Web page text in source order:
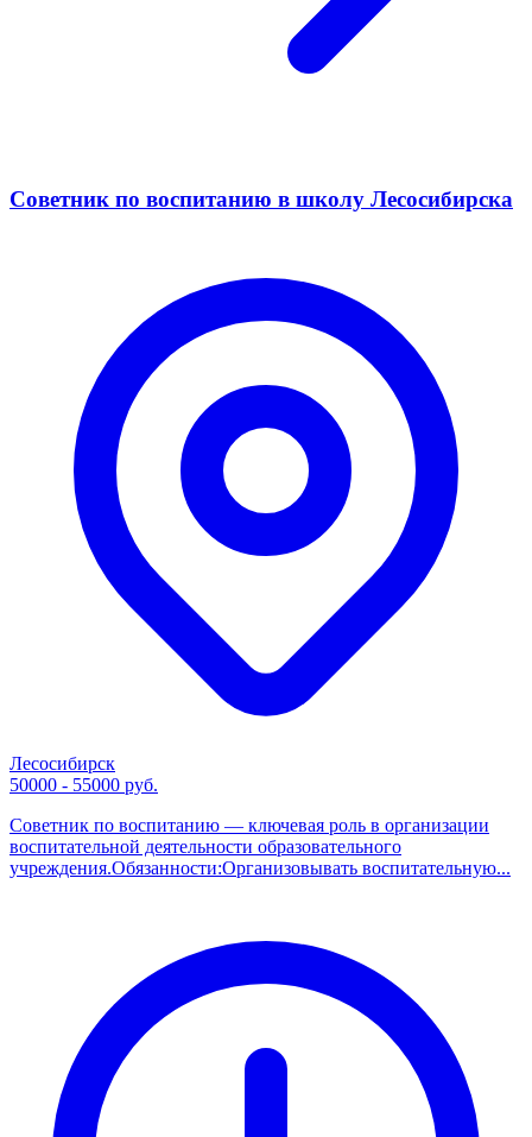
Советник по воспитанию в школу Лесосибирска
Лесосибирск
50000 - 55000 руб.
Советник по воспитанию — ключевая роль в организации
воспитательной деятельности образовательного
учреждения.Обязанности:Организовывать воспитательную...